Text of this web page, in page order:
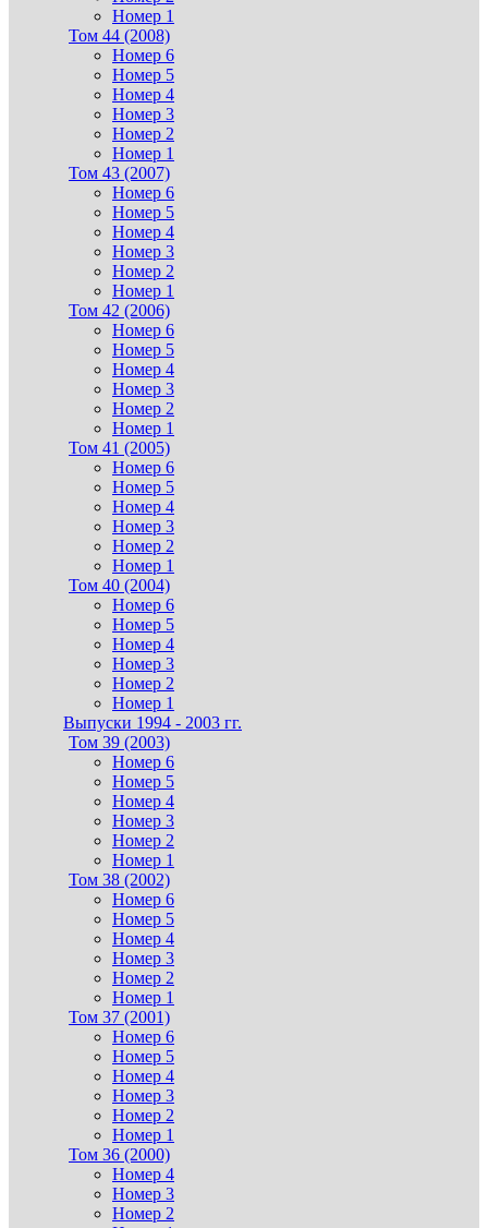
Номер 1
Том 44 (2008)
Номер 6
Номер 5
Номер 4
Номер 3
Номер 2
Номер 1
Том 43 (2007)
Номер 6
Номер 5
Номер 4
Номер 3
Номер 2
Номер 1
Том 42 (2006)
Номер 6
Номер 5
Номер 4
Номер 3
Номер 2
Номер 1
Том 41 (2005)
Номер 6
Номер 5
Номер 4
Номер 3
Номер 2
Номер 1
Том 40 (2004)
Номер 6
Номер 5
Номер 4
Номер 3
Номер 2
Номер 1
Выпуски 1994 - 2003 гг.
Том 39 (2003)
Номер 6
Номер 5
Номер 4
Номер 3
Номер 2
Номер 1
Том 38 (2002)
Номер 6
Номер 5
Номер 4
Номер 3
Номер 2
Номер 1
Том 37 (2001)
Номер 6
Номер 5
Номер 4
Номер 3
Номер 2
Номер 1
Том 36 (2000)
Номер 4
Номер 3
Номер 2